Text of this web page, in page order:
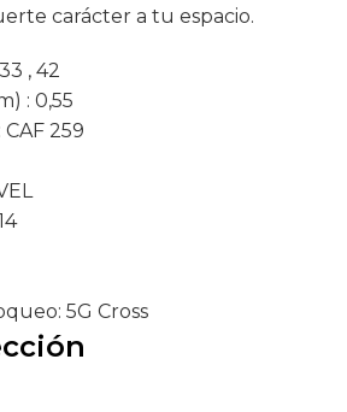
carácter a tu espacio.
33 , 42
: 0,55
CAF 259
5G Cross